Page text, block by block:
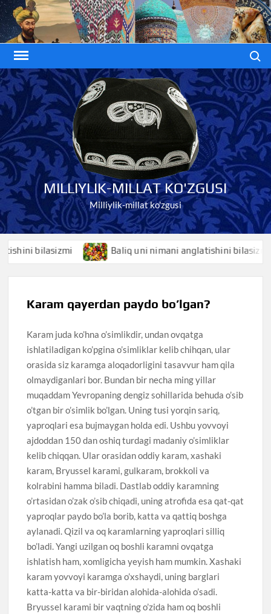
Skip
to
content
MILLIYLIK-MILLAT KO'ZGUSI
Milliylik-millat ko'zgusi
bilasizmi Baliq uni nimani anglatishini bilasizmi
Karam qayerdan paydo bo’lgan?
Karam juda ko’hna o’simlikdir, undan ovqatga
ishlatiladigan ko’pgina o’simliklar kelib chihqan, ular
orasida siz karamga aloqadorligini tasavvur ham qila
olmaydiganlari bor. Bundan bir necha ming yillar
muqaddam Yevropaning dengiz sohillarida behuda o’sib
o’tgan bir o’simlik bo’lgan. Uning tusi yorqin sariq,
yaproqlari esa bujmaygan holda edi. Ushbu yovvoyi
ajdoddan 150 dan oshiq turdagi madaniy o’simliklar
kelib chiqqan. Ular orasidan oddiy karam, xashaki
karam, Bryussel karami, gulkaram, brokkoli va
kolrabini hamma biladi. Dastlab oddiy karamning
o’rtasidan o’zak o’sib chiqadi, uning atrofida esa qat-qat
yaproqlar paydo bo’la borib, katta va qattiq boshga
aylanadi. Qizil va oq karamlarning yaproqlari silliq
bo’ladi. Yangi uzilgan oq boshli karamni ovqatga
ishlatish ham, xomligicha yeyish ham mumkin. Xashaki
karam yovvoyi karamga o’xshaydi, uning barglari
katta-katta va bir-biridan alohida-alohida o’sadi.
Bryussel karami bir vaqtning o’zida ham oq boshli